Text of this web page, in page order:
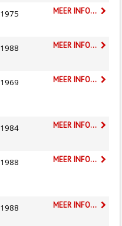
1975 MEER INFO...
1988 MEER INFO...
1969 MEER INFO...
1984 MEER INFO...
1988 MEER INFO...
1988 MEER INFO...